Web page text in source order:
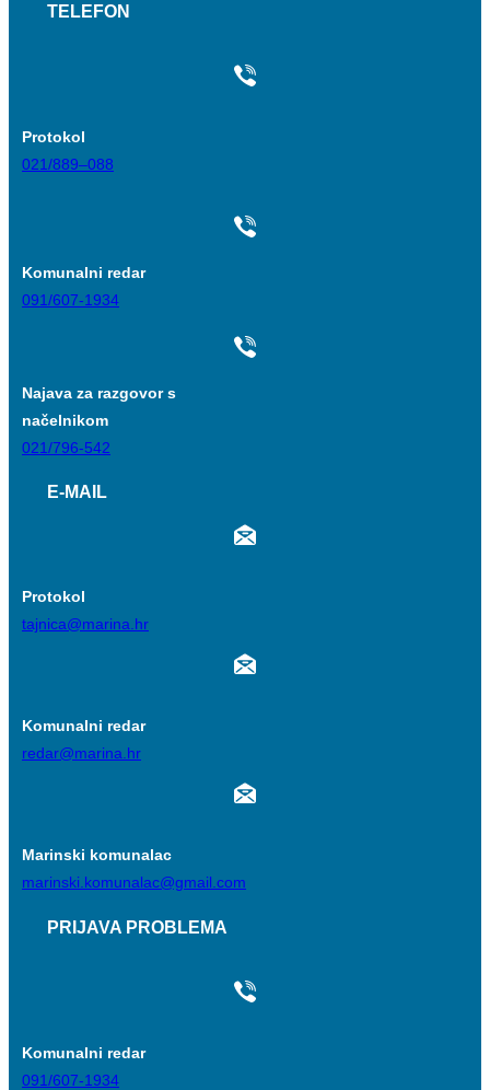
TELEFON
Protokol
021/889–088
Komunalni redar
091/607-1934
Najava za razgovor s
načelnikom
021/796-542
E-MAIL
Protokol
tajnica@marina.hr
Komunalni redar
redar@marina.hr
Marinski komunalac
marinski.komunalac@gmail.com
PRIJAVA PROBLEMA
Komunalni redar
091/607-1934